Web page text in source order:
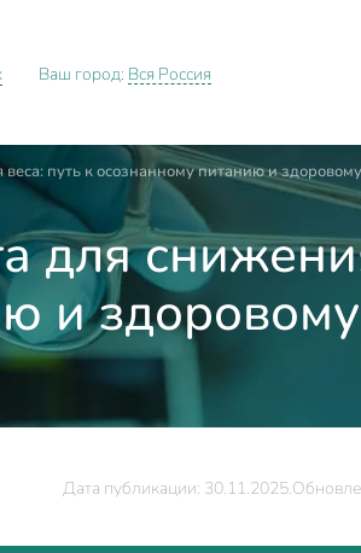
Ваш город: Вся Россия
путь к осознанному питанию и
для
и
Дата публикации: 30.11.2025.